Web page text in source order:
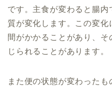
です。主食が変わると腸
質が変化します。この変
間がかかることがあり、
じられることがあります。
また便の状態が変わった